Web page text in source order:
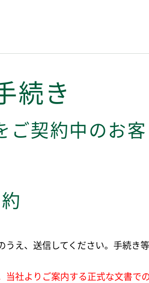
続き
ご契約中のお
え、送信してください。手続き
社よりご案内する正式な文書で